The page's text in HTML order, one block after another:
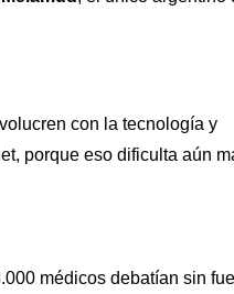
con la tecnología y
porque eso dificulta aún
médicos debatían sin